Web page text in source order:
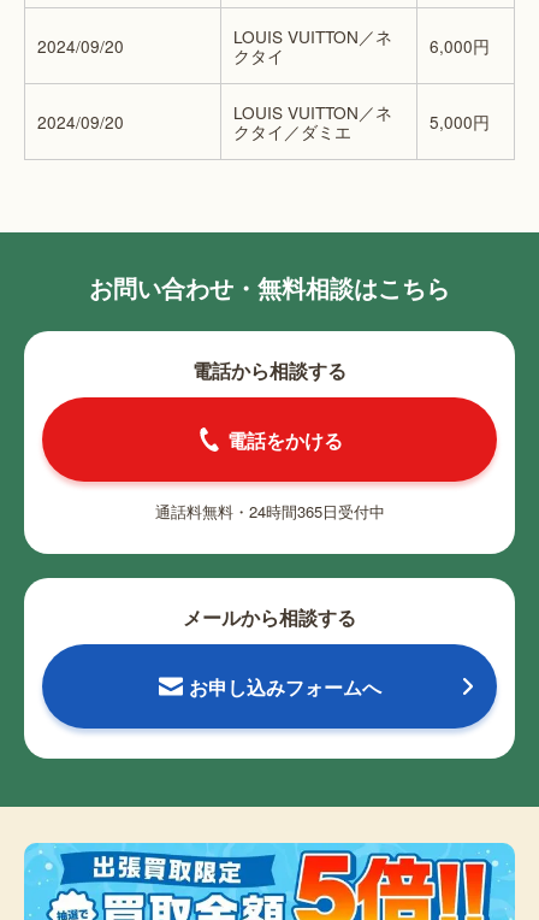
2024/09/20
LOUIS VUITTON／ネ
クタイ
6,000円
2024/09/20
LOUIS VUITTON／ネ
クタイ／ダミエ
5,000円
お問い合わせ・無料相談はこちら
電話から相談する
電話をかける
通話料無料・24時間365日受付中
メールから相談する
お申し込みフォームへ